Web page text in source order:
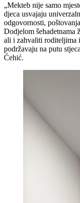
„Mekteb nije samo
djeca usvajaju
odgovornosti,
Dodjelom šehadetnama
ali i zahvaliti roditeljima
podržavaju na putu
Ćehić.